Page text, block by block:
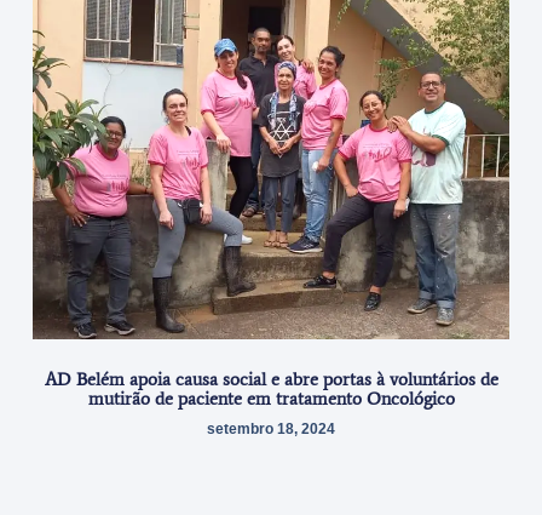
AD Belém apoia causa social e abre portas à voluntários de
mutirão de paciente em tratamento Oncológico
setembro 18, 2024